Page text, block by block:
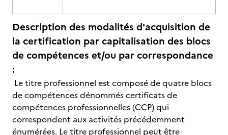
Description des modalités d'acquisition de
la certification par capitalisation des blocs
de compétences et/ou par correspondance
:
Le titre professionnel est composé de quatre blocs
de compétences dénommés certificats de
compétences professionnelles (CCP) qui
correspondent aux activités précédemment
énumérées. Le titre professionnel peut être